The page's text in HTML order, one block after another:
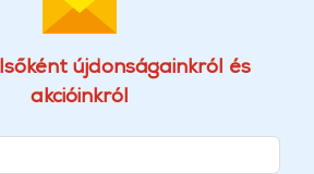
újdonságainkról és
akcióinkról